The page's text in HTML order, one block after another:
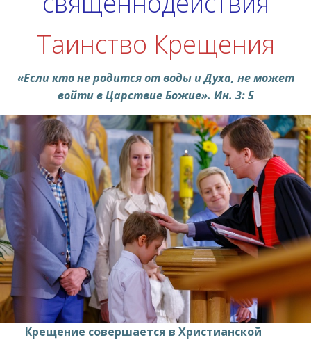
Таинство Крещения
«Если кто не родится от воды и Духа, не может
войти в Царствие Божие». Ин. 3: 5
Крещение совершается в Христианской